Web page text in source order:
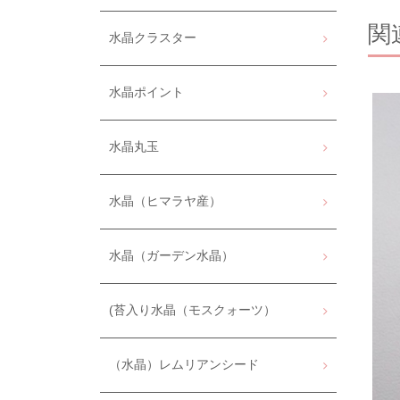
関
水晶クラスター
水晶ポイント
水晶丸玉
水晶（ヒマラヤ産）
水晶（ガーデン水晶）
(苔入り水晶（モスクォーツ）
（水晶）レムリアンシード